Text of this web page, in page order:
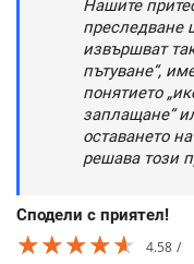
Нашите
преследване
извършват
пътуване“,
понятието
заплащане“
оставането
решава този
Сподели с приятел!
★★★★★
★★★★★
★★★★★
4.58